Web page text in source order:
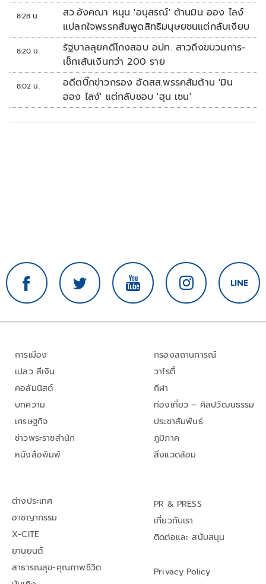
8:28 น.
สว.อังคณา หนุน 'อนุสรณ์' ต้านมิน ออง ไลง์
แปลกใจพรรคส้มพูดสิทธิมนุษยชนแต่กลับเงียบ
8:20 น.
รัฐบาลลุยคดีโกงสอบ อปท. สาวถึงขบวนการ-
เช็กเส้นเงินกว่า 200 ราย
8:02 น.
อดีตบิ๊กข่าวกรอง อัดสส.พรรคส้มต้าน 'มิน
ออง ไลง์' แต่กลับชอบ 'ฮุน เซน'
การเมือง
เปลว สีเงิน
คอลัมนิสต์
บทความ
เศรษฐกิจ
ข่าวพระราชสำนัก
หนังสือพิมพ์
กรองสถานการณ์
วาไรตี้
กีฬา
ท่องเที่ยว – ศิลปวัฒนธรรม
ประชาสัมพันธ์
ภูมิภาค
สิ่งแวดล้อม
ต่างประเทศ
อาชญากรรม
X-CITE
ยานยนต์
สาธารณสุข-คุณภาพชีวิต
PR & PRESS
เกี่ยวกับเรา
ติดต่อและ สนับสนุน
Privacy Policy